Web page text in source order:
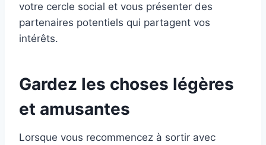
votre cercle social et vous présenter des
partenaires potentiels qui partagent vos
intérêts.
Gardez les choses légères
et amusantes
Lorsque vous recommencez à sortir avec